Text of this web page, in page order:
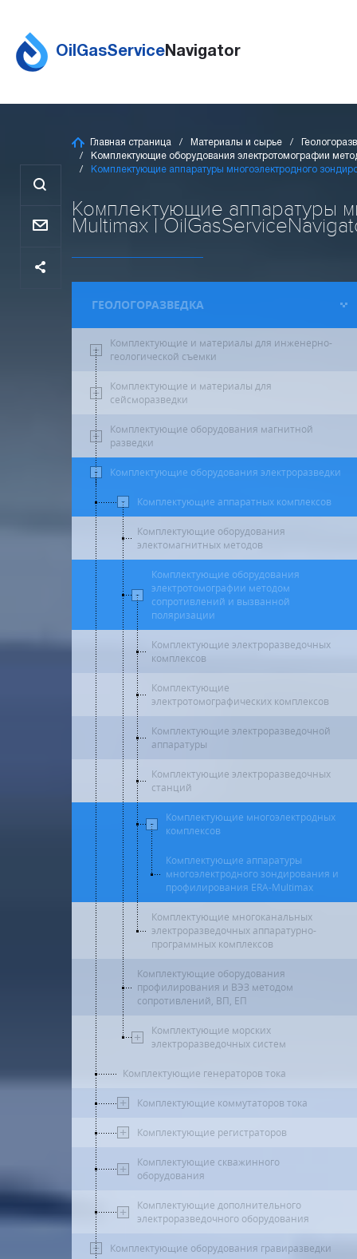
OilGasServiceNavigator
Главная страница Материалы и сырье
Комплектующие оборудования электротомографии
Комплектующие аппаратуры многоэлектродного
Комплектующие аппаратуры
Multimax |
ГЕОЛОГОРАЗВЕДКА
Комплектующие и материалы для инженерно-
геологической съемки
Комплектующие и материалы для
сейсморазведки
Комплектующие оборудования магнитной
разведки
Комплектующие оборудования электроразведки
Комплектующие аппаратных комплексов
Комплектующие оборудования
электомагнитных методов
Комплектующие оборудования
электротомографии методом
сопротивлений и вызванной
поляризации
Комплектующие электроразведочных
комплексов
Комплектующие
электротомографических комплексов
Комплектующие электроразведочной
аппаратуры
Комплектующие электроразведочных
станций
Комплектующие многоэлектродных
комплексов
Комплектующие аппаратуры
многоэлектродного зондирования и
профилирования ERA-Multimax
Комплектующие многоканальных
электроразведочных аппаратурно-
программных комплексов
Комплектующие оборудования
профилирования и ВЭЗ методом
сопротивлений, ВП, ЕП
Комплектующие морских
электроразведочных систем
Комплектующие генераторов тока
Комплектующие коммутаторов тока
Комплектующие регистраторов
Комплектующие скважинного
оборудования
Комплектующие дополнительного
электроразведочного оборудования
Комплектующие оборудования гравиразведки